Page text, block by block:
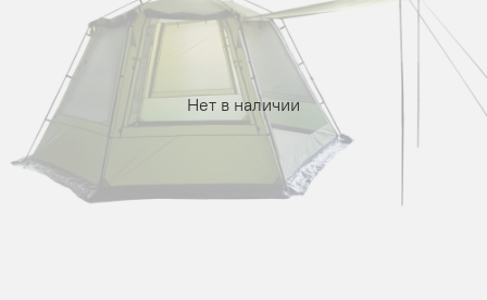
Нет в наличии